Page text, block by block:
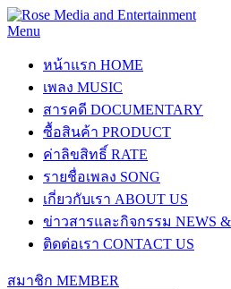
Menu
หน้าแรก HOME
เพลง MUSIC
สารคดี DOCUMENTARY
ซื้อสินค้า PRODUCT
ค่าลิขสิทธิ์ RATE
รายชื่อเพลง SONG
เกี่ยวกับเรา ABOUT US
ข่าวสารและกิจกรรม NEWS
ติดต่อเรา CONTACT US
สมาชิก MEMBER